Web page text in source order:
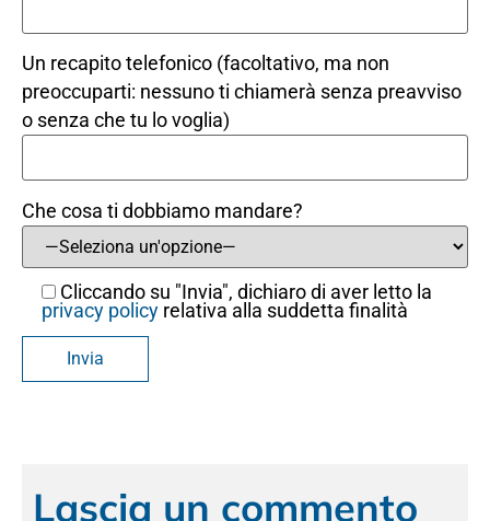
Un recapito telefonico (facoltativo, ma non
preoccuparti: nessuno ti chiamerà senza preavviso
o senza che tu lo voglia)
Che cosa ti dobbiamo mandare?
Cliccando su "Invia", dichiaro di aver letto la
privacy policy relativa alla suddetta finalità
Lascia un commento